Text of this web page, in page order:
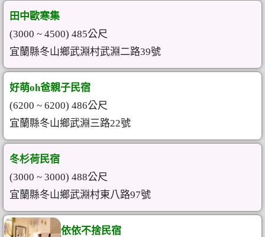
田中歐寒集
(3000 ~ 4500) 485公尺
宜蘭縣冬山鄉武淵村武淵二路39號
好萌oh爸親子民宿
(6200 ~ 6200) 486公尺
宜蘭縣冬山鄉武淵三路22號
冬杉荷民宿
(3000 ~ 3000) 488公尺
宜蘭縣冬山鄉武淵村東八路97號
依依不捨民宿